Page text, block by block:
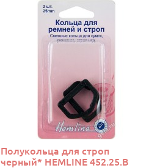
Полукольца для строп
черный* HEMLINE 452.25.B